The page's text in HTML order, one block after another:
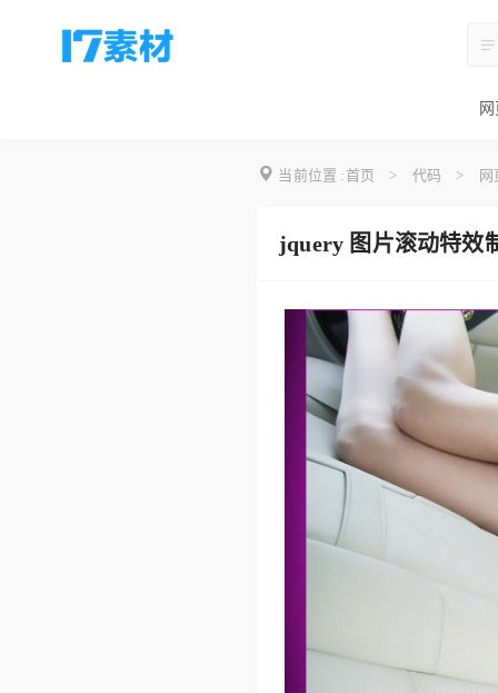
当前位置 :首页 > 代码 > 网
jquery 图片滚动特效